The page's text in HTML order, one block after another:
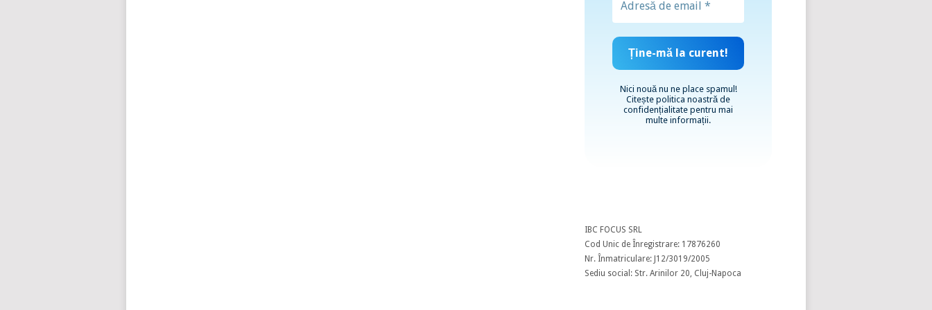
Nici nouă nu ne place spamul!
Citește politica noastră de
confidențialitate pentru mai
multe informații.
IBC FOCUS SRL
Cod Unic de Înregistrare: 17876260
Nr. Înmatriculare: J12/3019/2005
Sediu social: Str. Arinilor 20, Cluj-Napoca